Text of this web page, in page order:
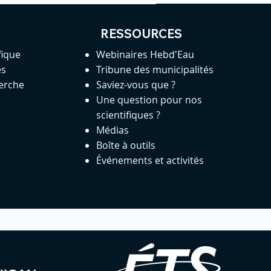
RESSOURCES
Webinaires Hebd'Eau
Tribune des municipalités
Saviez-vous que ?
Une question pour nos
scientifiques ?
Médias
Boîte à outils
Événements et activités